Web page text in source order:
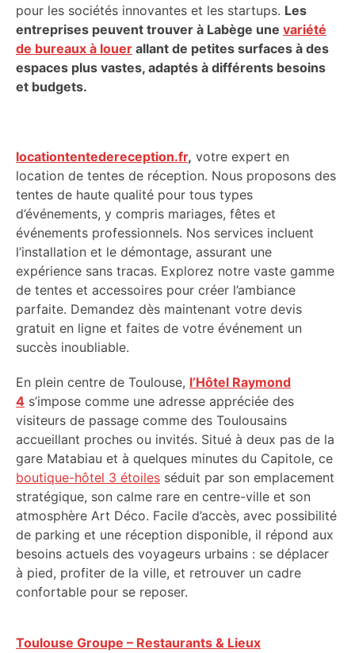
pour les sociétés innovantes et les startups. Les
entreprises peuvent trouver à Labège une variété
de bureaux à louer allant de petites surfaces à des
espaces plus vastes, adaptés à différents besoins
et budgets.
locationtentedereception.fr, votre expert en
location de tentes de réception. Nous proposons des
tentes de haute qualité pour tous types
d’événements, y compris mariages, fêtes et
événements professionnels. Nos services incluent
l’installation et le démontage, assurant une
expérience sans tracas. Explorez notre vaste gamme
de tentes et accessoires pour créer l’ambiance
parfaite. Demandez dès maintenant votre devis
gratuit en ligne et faites de votre événement un
succès inoubliable.
En plein centre de Toulouse, l’Hôtel Raymond
4 s’impose comme une adresse appréciée des
visiteurs de passage comme des Toulousains
accueillant proches ou invités. Situé à deux pas de la
gare Matabiau et à quelques minutes du Capitole, ce
boutique-hôtel 3 étoiles séduit par son emplacement
stratégique, son calme rare en centre-ville et son
atmosphère Art Déco. Facile d’accès, avec possibilité
de parking et une réception disponible, il répond aux
besoins actuels des voyageurs urbains : se déplacer
à pied, profiter de la ville, et retrouver un cadre
confortable pour se reposer.
Toulouse Groupe – Restaurants & Lieux